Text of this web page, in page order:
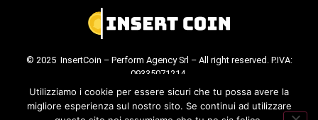
© 2025 InsertCoin – Perform Agency Srl – All right reserved. P.IVA:
09335071214.
Cookie Policy . Privacy Policy.
Utilizziamo i cookie per essere sicuri che tu possa avere la
migliore esperienza sul nostro sito. Se continui ad utilizzare